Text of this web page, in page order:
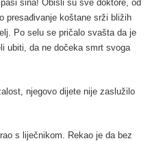
sina! Obišli su sve doktore, od
presađivanje koštane srži bližih
Po selu se pričalo svašta da je
ubiti, da ne dočeka smrt svoga
njegovo dijete nije zaslužilo
s liječnikom. Rekao je da bez